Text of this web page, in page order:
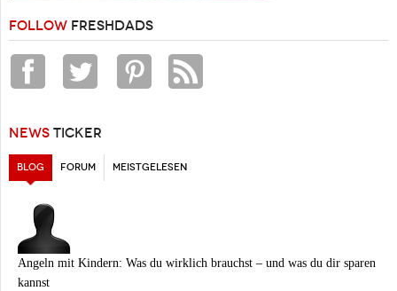
FOLLOW FRESHDADS
NEWS TICKER
BLOG (AKTIVER REITER)
FORUM MEISTGELESEN
Angeln mit Kindern: Was du wirklich brauchst – und was du dir sparen
kannst